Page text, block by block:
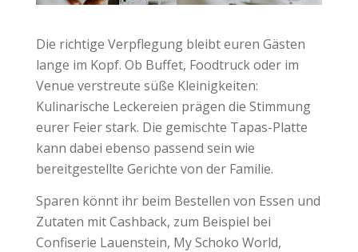
Die richtige Verpflegung bleibt euren Gästen
lange im Kopf. Ob Buffet, Foodtruck oder im
Venue verstreute süße Kleinigkeiten:
Kulinarische Leckereien prägen die Stimmung
eurer Feier stark. Die gemischte Tapas-Platte
kann dabei ebenso passend sein wie
bereitgestellte Gerichte von der Familie.
Sparen könnt ihr beim Bestellen von Essen und
Zutaten mit Cashback, zum Beispiel bei
Confiserie Lauenstein, My Schoko World,